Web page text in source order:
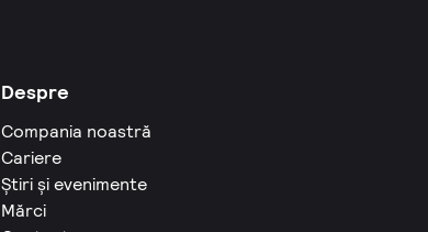
Despre
Compania noastră
Cariere
Știri și evenimente
Mărci